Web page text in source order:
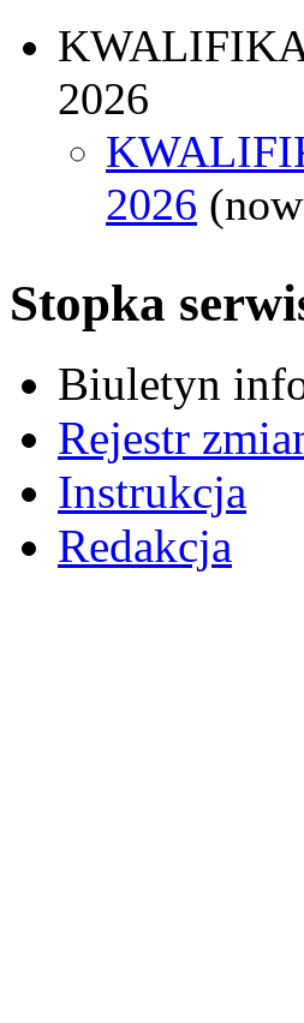
2026
2026
Stopka
Biuletyn
Rejestr
Instrukcja
Redakcja